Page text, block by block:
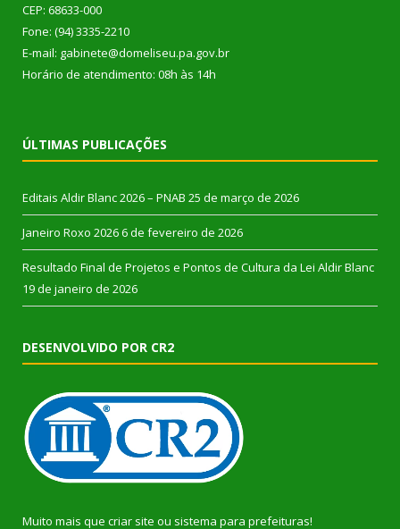
CEP: 68633-000
Fone: (94) 3335-2210
E-mail: gabinete@domeliseu.pa.gov.br
Horário de atendimento: 08h às 14h
ÚLTIMAS PUBLICAÇÕES
Editais Aldir Blanc 2026 – PNAB 25 de março de 2026
Janeiro Roxo 2026 6 de fevereiro de 2026
Resultado Final de Projetos e Pontos de Cultura da Lei Aldir Blanc
19 de janeiro de 2026
DESENVOLVIDO POR CR2
Muito mais que criar site ou sistema para prefeituras!